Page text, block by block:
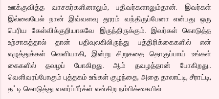
ஊக்குவித்த வாசகர்களினாலும், பதிவர்களாலும்தான். இவர்கள்
இல்லையேல் நான் இவ்வளவு தூரம் வந்திருப்பேனா என்பது ஒரு
பெரிய கேள்விக்குறியாகவே இருந்திருக்கும். இவர்கள் கொடுத்த
உற்சாகத்தால் தான் பதிவுலகிலிருந்து பத்திரிக்கைகளில் என்
எழுத்துக்கள் வெளியாகி, இன்று சிறுகதை தொகுப்பாய் உங்கள்
கைகளில் தவழப் போகிறது. ஆம் தவழத்தான் போகிறது..
வெளிவரப்போகும் புத்தகம் உங்கள் குழந்தை, அதை தாலாட்டி, சீராட்டி,
தட்டி கொடுத்து வளர்ப்பீர்க்ள் என்கிற நம்பிக்கையில்